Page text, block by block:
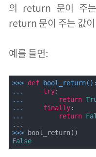
의 return 문이 주
return 문이 주는 값
예를 들면:
>>> def bool_return():
...
try
...
return
...
finally
...
return
>>>
False